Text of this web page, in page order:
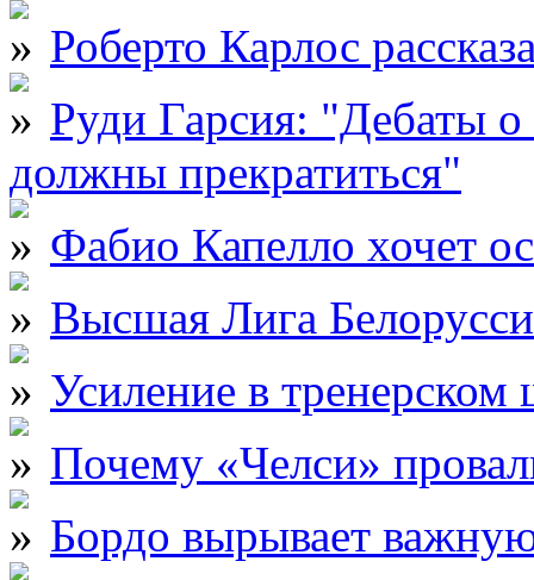
Роберто Карлос
Руди Гарсия: "Дебаты
должны прекратиться"
Фабио Капелло хочет
Высшая Лига
Усиление в
Почему «Челси»
Бордо вырывает